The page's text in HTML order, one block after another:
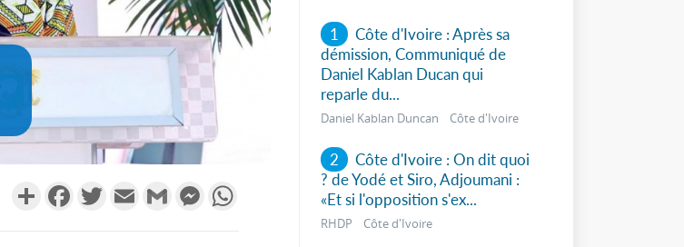
PartagerFacebookTwitterEmail Gmail Messenger
1
Côte d'Ivoire : Après sa
démission, Communiqué de
Daniel Kablan Ducan qui
reparle du...
Daniel Kablan Duncan Côte d'Ivoire
2
Côte d'Ivoire : On dit quoi
? de Yodé et Siro, Adjoumani :
«Et si l'opposition s'ex...
RHDP Côte d'Ivoire